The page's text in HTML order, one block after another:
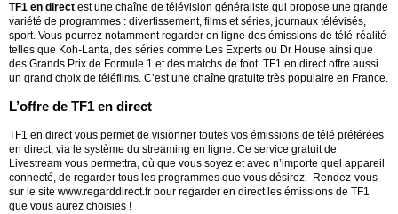
TF1 en direct est une chaîne de télévision généraliste qui propose une grande
variété de programmes : divertissement, films et séries, journaux télévisés,
sport. Vous pourrez notamment regarder en ligne des émissions de télé-réalité
telles que Koh-Lanta, des séries comme Les Experts ou Dr House ainsi que
des Grands Prix de Formule 1 et des matchs de foot. TF1 en direct offre aussi
un grand choix de téléfilms. C’est une chaîne gratuite très populaire en France.
L’offre de TF1 en direct
TF1 en direct vous permet de visionner toutes vos émissions de télé préférées
en direct, via le système du streaming en ligne. Ce service gratuit de
Livestream vous permettra, où que vous soyez et avec n’importe quel appareil
connecté, de regarder tous les programmes que vous désirez. Rendez-vous
sur le site www.regarddirect.fr pour regarder en direct les émissions de TF1
que vous aurez choisies !